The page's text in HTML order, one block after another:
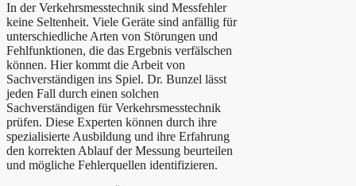
In der Verkehrsmesstechnik sind Messfehler
keine Seltenheit. Viele Geräte sind anfällig für
unterschiedliche Arten von Störungen und
Fehlfunktionen, die das Ergebnis verfälschen
können. Hier kommt die Arbeit von
Sachverständigen ins Spiel. Dr. Bunzel lässt
jeden Fall durch einen solchen
Sachverständigen für Verkehrsmesstechnik
prüfen. Diese Experten können durch ihre
spezialisierte Ausbildung und ihre Erfahrung
den korrekten Ablauf der Messung beurteilen
und mögliche Fehlerquellen identifizieren.